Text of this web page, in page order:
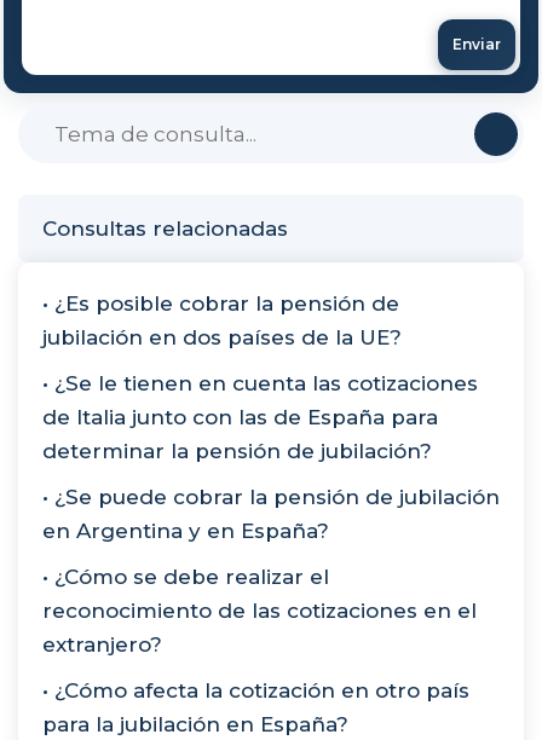
Consultas relacionadas
• ¿Es posible cobrar la pensión de
jubilación en dos países de la UE?
• ¿Se le tienen en cuenta las cotizaciones
de Italia junto con las de España para
determinar la pensión de jubilación?
• ¿Se puede cobrar la pensión de jubilación
en Argentina y en España?
• ¿Cómo se debe realizar el
reconocimiento de las cotizaciones en el
extranjero?
• ¿Cómo afecta la cotización en otro país
para la jubilación en España?
Enviar